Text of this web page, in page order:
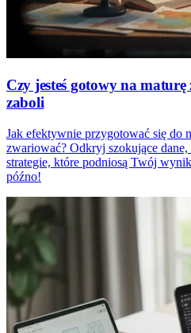
Czy jesteś gotowy na
zaboli
Jak efektywnie przygotować się do
zwariować? Odkryj szokujące
strategie, które podniosą Twój
późno!